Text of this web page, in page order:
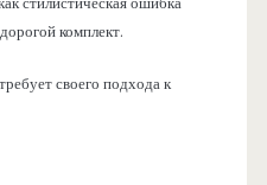
комплект.
своего подхода к